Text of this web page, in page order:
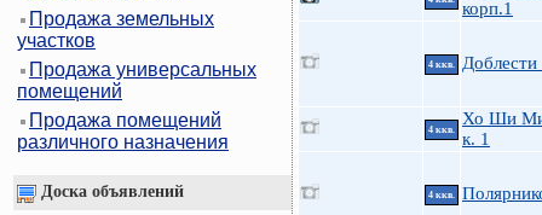
Продажа земельных
участков
Продажа универсальных
помещений
Продажа помещений
различного назначения
Доска объявлений
корп.1
4 ккв.
4 ккв.
Хо Ши
к. 1
4 ккв.